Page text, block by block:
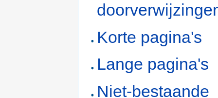
Korte pagina's
Lange pagina's
Niet-bestaande